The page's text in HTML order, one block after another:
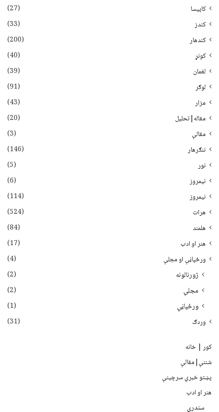
کاپیسا
(27)
کندز
(33)
کندهار
(200)
کونړ
(40)
لغمان
(39)
لوګر
(91)
مزار
(43)
مقاله|تحلیل
(20)
مقالې
(3)
ننګرهار
(146)
نور
(5)
نيمروز
(6)
نیمروز
(114)
هرات
(524)
هلمند
(84)
هنر او ادب
(17)
ورځپاڼې او مجلې
(4)
ژورنالونه
(2)
مجلې
(2)
ورځپاڼې
(1)
وردګ
(31)
کور | خانه
شننې|مقالې
پښتو خبري سرچينې
هنر او ادب
سندرې